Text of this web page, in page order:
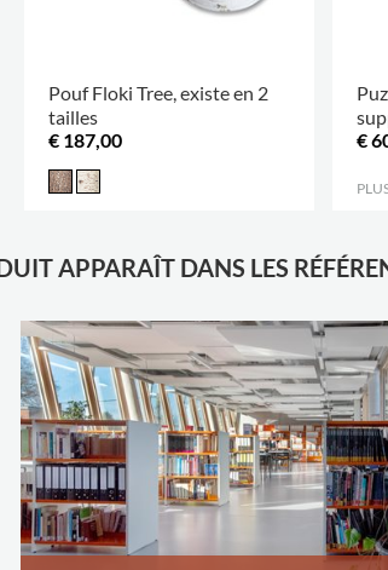
Pouf Floki Tree, existe en 2
tailles
€ 187,00
€
APPARAÎT DANS LES